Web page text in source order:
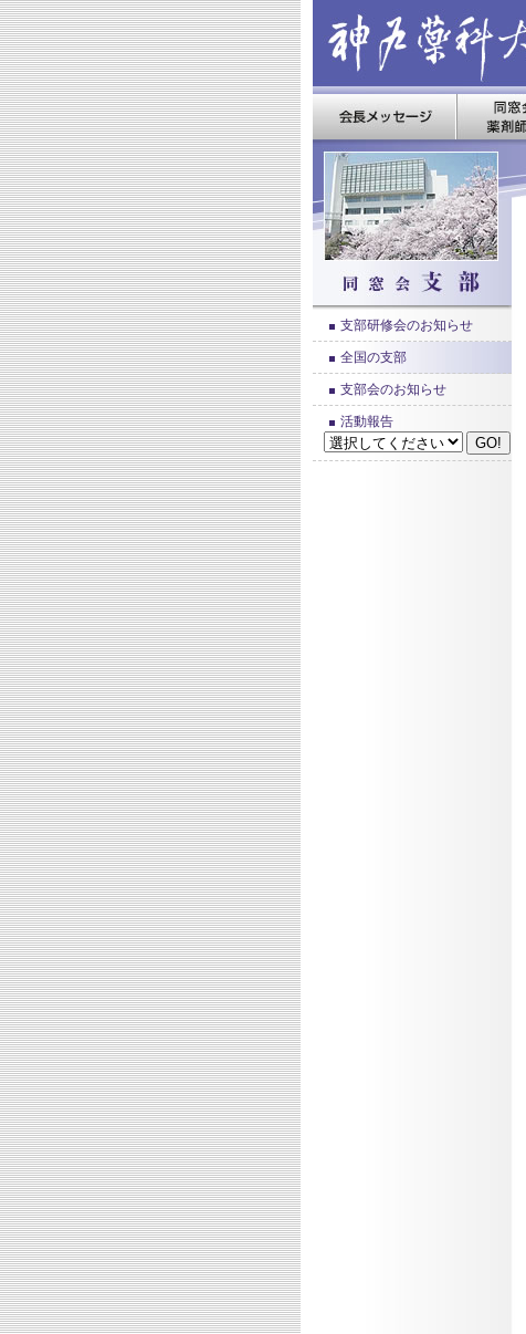
支部研修会のお知らせ
全国の支部
支部会のお知らせ
活動報告